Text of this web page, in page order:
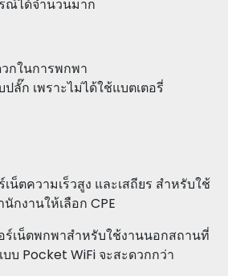
ณ์ได้จำนวนมาก
กในการพกพา
ลั๊ก เพราะไม่ได้ใช้แบตเตอรี่
น็ตความเร็วสูง และเสถียร สำหรับใช้
กงานให้เลือก CPE
ร์เน็ตพกพาสำหรับใช้งานนอกสถานที่
บ Pocket WiFi จะสะดวกกว่า